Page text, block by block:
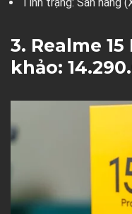
3. Realme
khảo: